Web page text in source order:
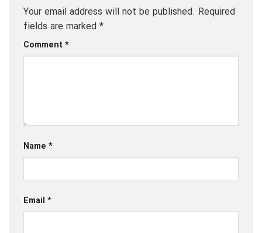
Your email address will not be published. Required
fields are marked *
Comment *
Name *
Email *